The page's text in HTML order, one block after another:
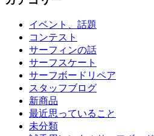
イベント、話題
コンテスト
サーフィンの話
サーフスケート
サーフボードリペア
スタッフブログ
新商品
最近思っていること
未分類